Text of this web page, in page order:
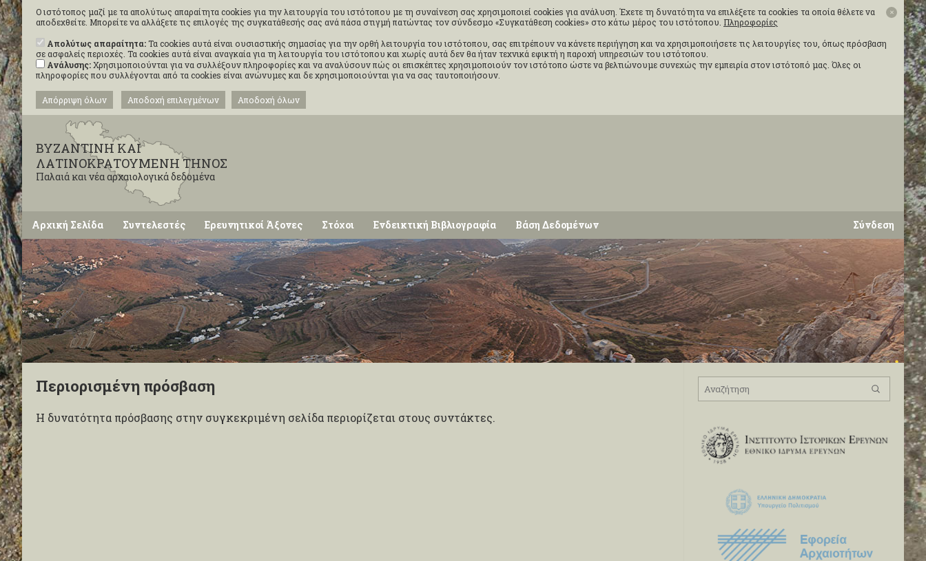
Ο ιστότοπος μαζί με τα απολύτως απαραίτητα cookies για την λειτουργία του ιστότοπου με τη συναίνεση σας χρησιμοποιεί cookies για ανάλυση. Έχετε τη δυνατότητα να επιλέξετε τα cookies τα οποία θέλετε να
αποδεχθείτε. Μπορείτε να αλλάξετε τις επιλογές της συγκατάθεσής σας ανά πάσα στιγμή πατώντας τον σύνδεσμο «Συγκατάθεση cookies» στο κάτω μέρος του ιστότοπου. Πληροφορίες
Απολύτως απαραίτητα:Τα cookies αυτά είναι ουσιαστικής σημασίας για την ορθή λειτουργία του ιστότοπου, σας επιτρέπουν να κάνετε περιήγηση και να χρησιμοποιήσετε τις λειτουργίες του, όπως πρόσβαση
σε ασφαλείς περιοχές. Τα cookies αυτά είναι αναγκαία για τη λειτουργία του ιστότοπου και χωρίς αυτά δεν θα ήταν τεχνικά εφικτή η παροχή υπηρεσιών του ιστότοπου.
Ανάλυσης:Χρησιμοποιούνται για να συλλέξουν πληροφορίες και να αναλύσουν πώς οι επισκέπτες χρησιμοποιούν τον ιστότοπο ώστε να βελτιώνουμε συνεχώς την εμπειρία στον ιστότοπό μας. Όλες οι
πληροφορίες που συλλέγονται από τα cookies είναι ανώνυμες και δε χρησιμοποιούνται για να σας ταυτοποιήσουν.
Απόρριψη όλων Αποδοχή επιλεγμένων Αποδοχή όλων
✕
ΒΥΖΑΝΤΙΝΗ ΚΑΙ
ΛΑΤΙΝΟΚΡΑΤΟΥΜΕΝΗ ΤΗΝΟΣ
Παλαιά και νέα αρχαιολογικά δεδομένα
Σύνδεση
Αρχική Σελίδα Συντελεστές Ερευνητικοί Άξονες Στόχοι Ενδεικτική Βιβλιογραφία Βάση Δεδομένων
Περιορισμένη πρόσβαση
Η δυνατότητα πρόσβασης στην συγκεκριμένη σελίδα περιορίζεται στους συντάκτες.